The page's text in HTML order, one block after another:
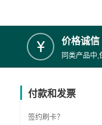
价格诚信
同类产品中,
付款和发票
签约刷卡？